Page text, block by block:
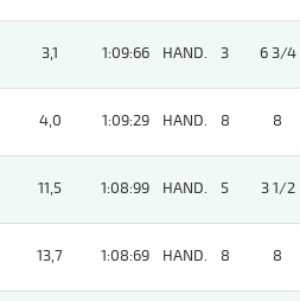
3,1 1:09:66 HAND. 3 6 3/4
4,0 1:09:29 HAND. 8 8
11,5 1:08:99 HAND. 5 3 1/2
13,7 1:08:69 HAND. 8 8